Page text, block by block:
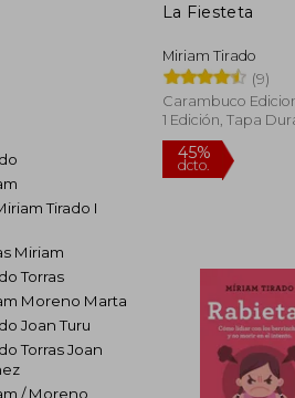
Miriam
Torras
Moreno Marta
Joan Turu
La Fiesteta
Miriam Tirado
(9)
Carambuco
1 Edición, Tapa
45%
dcto.